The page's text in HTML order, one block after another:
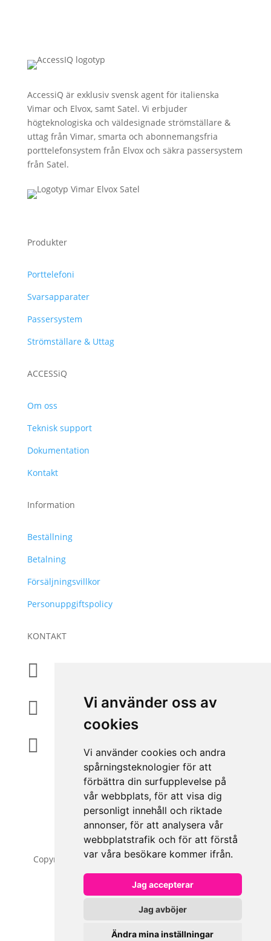
Vi använder oss av
cookies
Vi använder cookies och andra
spårningsteknologier för att
förbättra din surfupplevelse på
vår webbplats, för att visa dig
personligt innehåll och riktade
annonser, för att analysera vår
webbplatstrafik och för att förstå
var våra besökare kommer ifrån.
Jag accepterar
Jag avböjer
Ändra mina inställningar
AccessiQ är exklusiv svensk agent för italienska
Vimar och Elvox, samt Satel. Vi erbjuder
högteknologiska och väldesignade strömställare &
uttag från Vimar, smarta och abonnemangsfria
porttelefonsystem från Elvox och säkra passersystem
från Satel.
Produkter
Porttelefoni
Svarsapparater
Passersystem
Strömställare & Uttag
ACCESSiQ
Om oss
Teknisk support
Dokumentation
Kontakt
Information
Beställning
Betalning
Försäljningsvillkor
Personuppgiftspolicy
KONTAKT

 info@accessiq.se

Copyright © 2026 | All Rights Reserved | AccessiQ
AB
Cookieinställning